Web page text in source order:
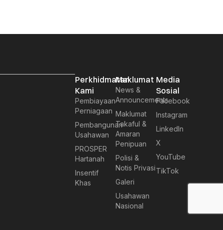
Perkhidmatan
Kami
Pembiayaan
Perniagaan
Pembangunan
Usahawan
PROSPER
Hartanah
Insentif
Khas
Maklumat
News &
Announcements
Maklumat
Takaful &
Amaran
Penipuan
Polisi &
Notis Privasi
Galeri
Usahawan
Nasional
Media
Sosial
Facebook
Instagram
LinkedIn
X
YouTube
TikTok